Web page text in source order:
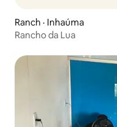
Ranch · Inhaúma
Rancho da Lua